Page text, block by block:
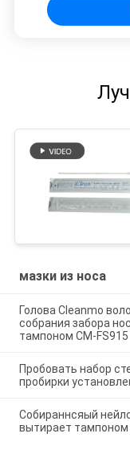
мазки из носа
Голова Cleanmo
собрания забора
тампоном CM-FS915
Пробовать набор
пробирки
Собираннсяый
вытирает тампоном